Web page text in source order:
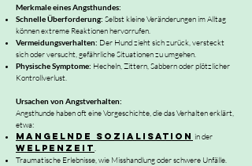
Merkmale eines Angsthundes:
Schnelle Überforderung: Selbst kleine Veränderungen im Alltag
können extreme Reaktionen hervorrufen.
Vermeidungsverhalten: Der Hund zieht sich zurück, versteckt
sich oder versucht, gefährliche Situationen zu umgehen.
Physische Symptome: Hecheln, Zittern, Sabbern oder plötzlicher
Kontrollverlust.
Ursachen von Angstverhalten:
Angsthunde haben oft eine Vorgeschichte, die das Verhalten erklärt,
etwa:
Mangelnde Sozialisation in der
Welpenzeit.
Traumatische Erlebnisse, wie Misshandlung oder schwere Unfälle.